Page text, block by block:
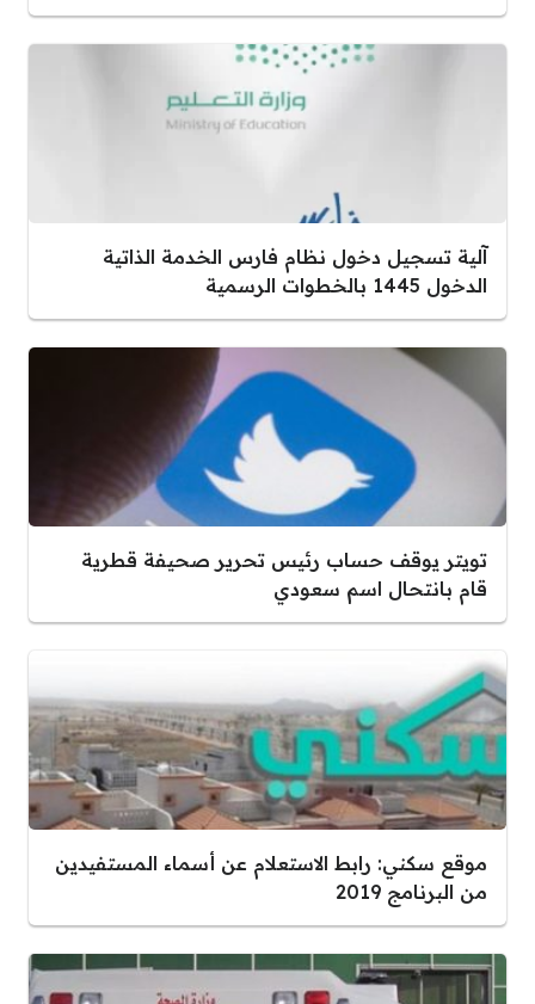
آلية تسجيل دخول نظام فارس الخدمة الذاتية
الدخول 1445 بالخطوات الرسمية
تويتر يوقف حساب رئيس تحرير صحيفة قطرية
قام بانتحال اسم سعودي
موقع سكني: رابط الاستعلام عن أسماء المستفيدين
من البرنامج 2019